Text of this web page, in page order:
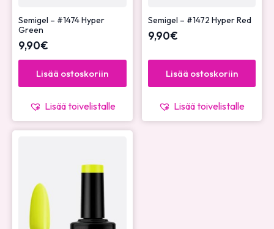
Semigel – #1474 Hyper
Green
9,90€
Lisää ostoskoriin
Lisää toivelistalle
Semigel – #1472 Hyper Red
9,90€
Lisää ostoskoriin
Lisää toivelistalle